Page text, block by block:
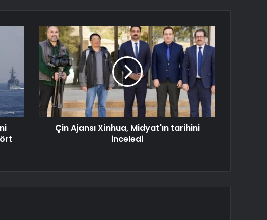
Çin Ajansı Xinhua, Midyat'ın tarihini
inceledi